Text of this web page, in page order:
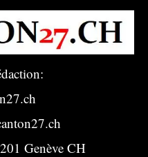
Genève CH